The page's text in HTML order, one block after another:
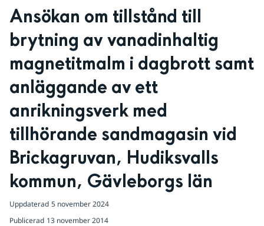
Ansökan om tillstånd till
brytning av vanadinhaltig
magnetitmalm i dagbrott samt
anläggande av ett
anrikningsverk med
tillhörande sandmagasin vid
Brickagruvan, Hudiksvalls
kommun, Gävleborgs län
Uppdaterad 5 november 2024
Publicerad 13 november 2014